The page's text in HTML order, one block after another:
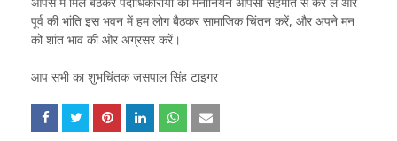
पूर्व की भांति इस भवन में हम लोग बैठकर सामाजिक चिंतन करें, और अपने मन
को शांत भाव की ओर अग्रसर करें।
आप सभी का शुभचिंतक जसपाल सिंह टाइगर